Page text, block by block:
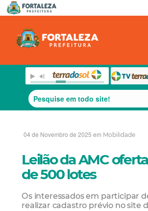
04 de Novembro de 2025 em Mobilidade
Leilão da AMC
de 500 lotes
Os interessados em participar
realizar cadastro prévio no site